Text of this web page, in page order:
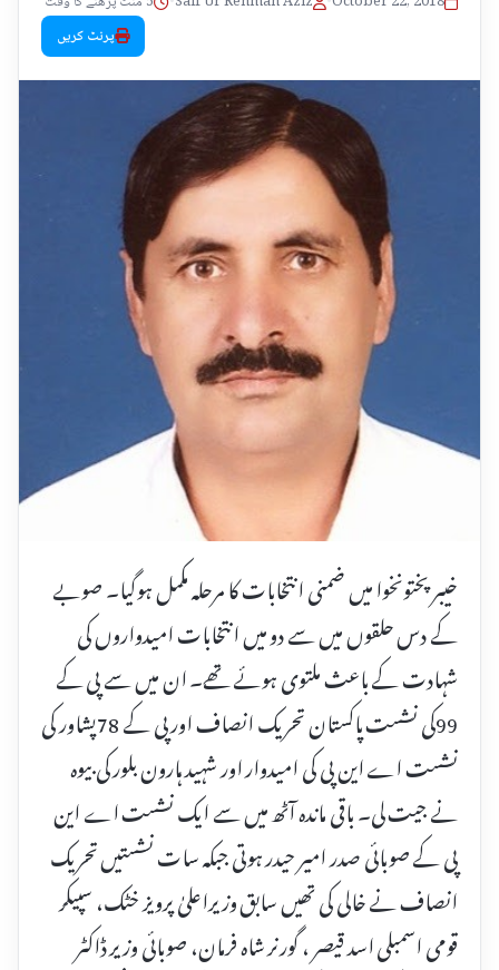
پرنٹ کریں
خیبر پختونخوا میں ضمنی انتخابات کا مرحلہ مکمل ہوگیا۔ صوبے
کے دس حلقوں میں سے دو میں انتخابات امیدواروں کی
شہادت کے باعث ملتوی ہوئے تھے۔ ان میں سے پی کے
99کی نشست پاکستان تحریک انصاف اور پی کے 78پشاور کی
نشست اے این پی کی امیدوار اور شہید ہارون بلور کی بیوہ
نے جیت لی۔ باقی ماندہ آٹھ میں سے ایک نشست اے این
پی کے صوبائی صدر امیر حیدر ہوتی جبکہ سات نشستیں تحریک
انصاف نے خالی کی تھیں سابق وزیراعلیٰ پرویز خٹک، سپیکر
قومی اسمبلی اسد قیصر ، گورنر شاہ فرمان، صوبائی وزیر ڈاکٹر